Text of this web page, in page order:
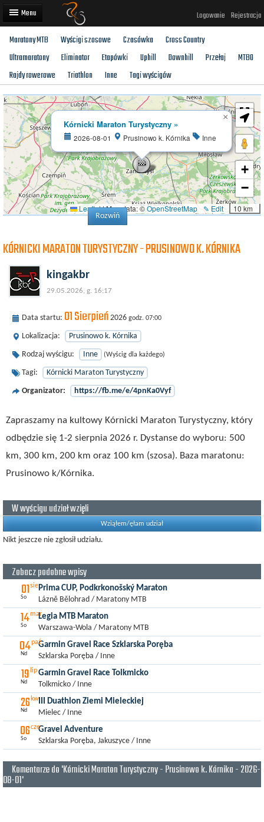
Logowanie Rejestracja
Artykuły
Trasy rowerowe
Wyścigi rowerowe
Użytkownicy
Dodaj
Maratony MTB Wyścigi szosowe Czasówka
Cross Country
Ultramaratony
Eliminator Etapówki Uphill Downhill Przełaj
MTBO
Rajdy rowerowe
Triathlon Inne Tagi wyścigów
Kórnicki Maraton Turystyczny »
2026-08-01 Prusinowo k. Kórnika Inne
×
+
−
10 km
✎ Edit
Leaflet|Map data: ©OpenStreetMap
Rozwiń
KÓRNICKI MARATON TURYSTYCZNY - PRUSINOWO K. KÓRNIKA
kingakbr
29.05.2026, g. 16:17
Data startu: 01 Sierpień 2026 godz. 07:00
Lokalizacja: Prusinowo k. Kórnika
Rodzaj wyścigu: Inne (Wyścig dla każdego)
Tagi: Kórnicki Maraton Turystyczny
Organizator: https://fb.me/e/4pnKa0Vyf
Zapraszamy na kultowy Kórnicki Maraton Turystyczny, który
odbędzie się 1-2 sierpnia 2026 r. Dystanse do wyboru: 500
km, 300 km, 200 km oraz 100 km (szosa). Baza maratonu:
Prusinowo k/Kórnika.
W wyścigu udział wzięli
Wziąłem/ęłam udział
Nikt jeszcze nie zgłosił udziału.
Zobacz podobne wpisy
01sie
So
Prima CUP, Podkrkonošský Maraton
Lázně Bělohrad / Maratony MTB
14mar
So
Legia MTB Maraton
Warszawa-Wola / Maratony MTB
04paź
Nd
Garmin Gravel Race Szklarska Poręba
Szklarska Poręba / Inne
19 lip
Nd
Garmin Gravel Race Tolkmicko
Tolkmicko / Inne
26 kw
Nd
III Duathlon Ziemi Mieleckiej
Mielec / Inne
06cze
So
Gravel Adventure
Szklarska Poręba, Jakuszyce / Inne
Komentarze do 'Kórnicki Maraton Turystyczny - Prusinowo k. Kórnika - 2026-
08-01'